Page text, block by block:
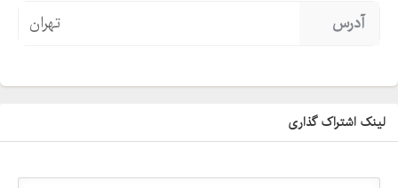
آدرس تهران
لینک اشتراک گذاری